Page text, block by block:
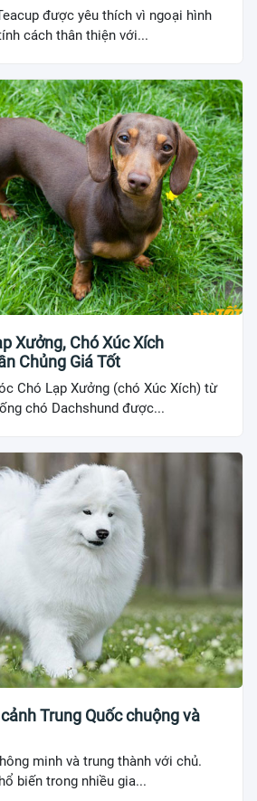
được yêu thích vì ngoại hình
cách thân thiện với...
Xưởng, Chó Xúc Xích
Chủng Giá Tốt
Chó Lạp Xưởng (chó Xúc Xích) từ
chó Dachshund được...
Trung Quốc chuộng và
minh và trung thành với chủ.
biến trong nhiều gia...